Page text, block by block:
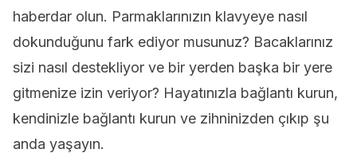
haberdar olun. Parmaklarınızın klavyeye nasıl
dokunduğunu fark ediyor musunuz? Bacaklarınız
sizi nasıl destekliyor ve bir yerden başka bir yere
gitmenize izin veriyor? Hayatınızla bağlantı kurun,
kendinizle bağlantı kurun ve zihninizden çıkıp şu
anda yaşayın.